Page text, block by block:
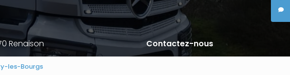
Renaison Contactez-nous
les-Bourgs